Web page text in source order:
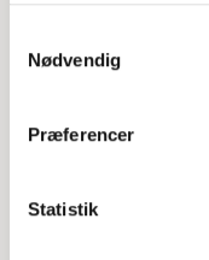
Nødvendig
Præferencer
Statistik